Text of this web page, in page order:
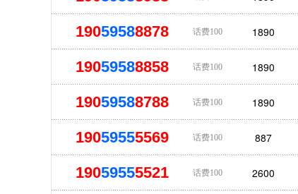
19059588878 话费100 1890
19059588858 话费100 1890
19059588788 话费100 1890
19059555569 话费100 887
19059555521 话费100 2600